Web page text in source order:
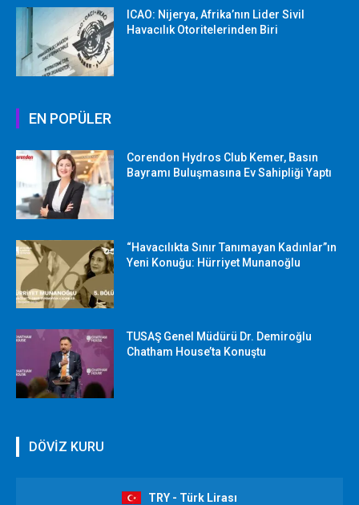
ICAO: Nijerya, Afrika’nın Lider Sivil
Havacılık Otoritelerinden Biri
EN POPÜLER
Corendon Hydros Club Kemer, Basın
Bayramı Buluşmasına Ev Sahipliği Yaptı
“Havacılıkta Sınır Tanımayan Kadınlar”ın
Yeni Konuğu: Hürriyet Munanoğlu
TUSAŞ Genel Müdürü Dr. Demiroğlu
Chatham House’ta Konuştu
DÖVİZ KURU
TRY - Türk Lirası